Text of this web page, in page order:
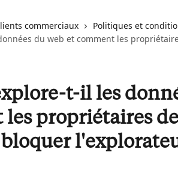
commerciaux
Politiques et
du web et comment les
t-il les
propriétaires